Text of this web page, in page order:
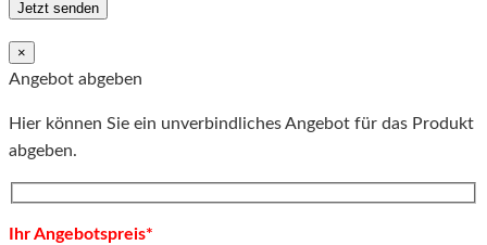
×
Angebot abgeben
Hier können Sie ein unverbindliches Angebot für das Produkt
abgeben.
Ihr Angebotspreis*